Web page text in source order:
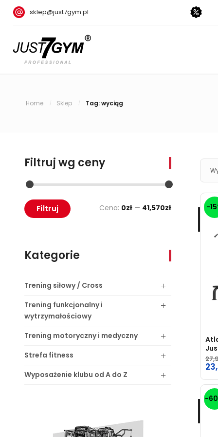
sklep@just7gym.pl
Home / Sklep / Tag: wyciąg
-
-
Filtruj wg ceny
Filtruj Cena: 0zł — 41,570zł
Kategorie
Trening siłowy / Cross
Trening funkcjonalny i
wytrzymałościowy
Trening motoryczny i medyczny
Strefa fitness
Wyposażenie klubu od A do Z